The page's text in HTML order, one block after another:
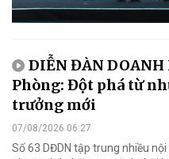
DIỄN ĐÀN DOANH
Phòng: Đột phá từ
trưởng mới
07/08/2026 06:27
Số 63 DĐDN tập trung nhiều